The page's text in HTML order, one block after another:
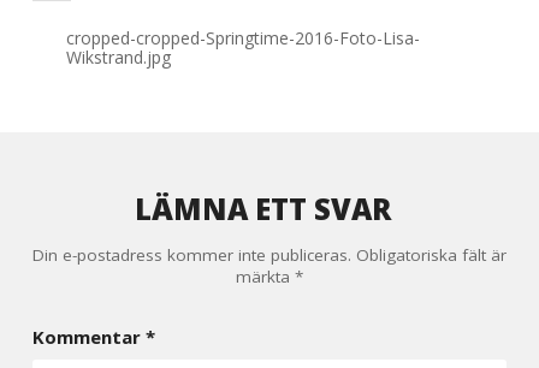
Inläggsnavigering
cropped-cropped-Springtime-2016-Foto-Lisa-
Wikstrand.jpg
LÄMNA ETT SVAR
Din e-postadress kommer inte publiceras. Obligatoriska fält är
märkta *
Kommentar *